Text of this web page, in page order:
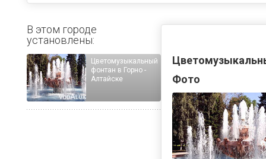
Фото
В этом городе
установлены:
Цветомузыкальный
фонтан в Горно -
Алтайске